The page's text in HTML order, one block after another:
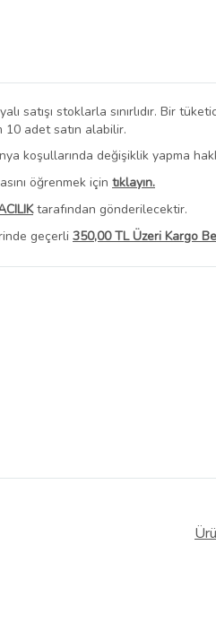
satışı stoklarla sınırlıdır. Bir
10 adet satın alabilir.
koşullarında değişiklik yapma
öğrenmek için tıklayın.
tarafından gönderilecektir.
geçerli 350,00 TL Üzeri Kargo
Görüntüle